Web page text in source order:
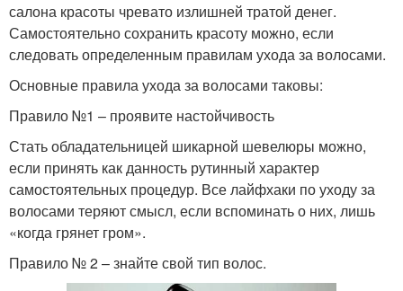
салона красоты чревато излишней тратой денег.
Самостоятельно сохранить красоту можно, если
следовать определенным правилам ухода за волосами.
Основные правила ухода за волосами таковы:
Правило №1 – проявите настойчивость
Стать обладательницей шикарной шевелюры можно,
если принять как данность рутинный характер
самостоятельных процедур. Все лайфхаки по уходу за
волосами теряют смысл, если вспоминать о них, лишь
«когда грянет гром».
Правило № 2 – знайте свой тип волос.